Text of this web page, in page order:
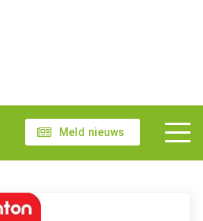
Meld nieuws